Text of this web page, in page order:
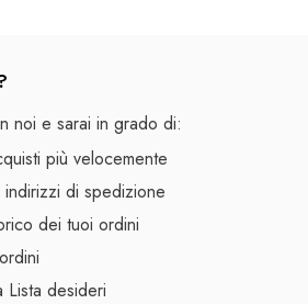
noi e sarai in grado di:
più velocemente
indirizzi di spedizione
dei tuoi ordini
Lista desideri